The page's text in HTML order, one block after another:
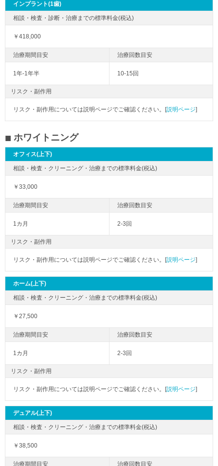
インプラント(1歯)
￥418,000
1年-1年半 10-15回
リスク・副作用
リスク・副作用については説明ページでご確認ください。[説明ページ]
ホワイトニング
オフィス(上下)
￥33,000
1カ月 2-3回
リスク・副作用
リスク・副作用については説明ページでご確認ください。[説明ページ]
ホーム(上下)
￥27,500
1カ月 2-3回
リスク・副作用
リスク・副作用については説明ページでご確認ください。[説明ページ]
デュアル(上下)
￥38,500